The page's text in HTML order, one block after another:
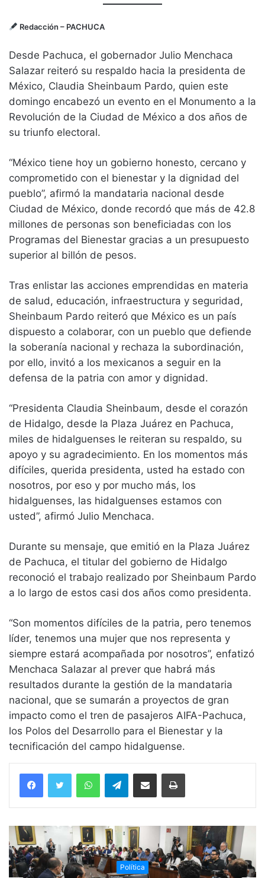
Redacción – PACHUCA
Desde Pachuca, el gobernador Julio Menchaca
Salazar reiteró su respaldo hacia la presidenta de
México, Claudia Sheinbaum Pardo, quien este
domingo encabezó un evento en el Monumento a la
Revolución de la Ciudad de México a dos años de
su triunfo electoral.
“México tiene hoy un gobierno honesto, cercano y
comprometido con el bienestar y la dignidad del
pueblo”, afirmó la mandataria nacional desde
Ciudad de México, donde recordó que más de 42.8
millones de personas son beneficiadas con los
Programas del Bienestar gracias a un presupuesto
superior al billón de pesos.
Tras enlistar las acciones emprendidas en materia
de salud, educación, infraestructura y seguridad,
Sheinbaum Pardo reiteró que México es un país
dispuesto a colaborar, con un pueblo que defiende
la soberanía nacional y rechaza la subordinación,
por ello, invitó a los mexicanos a seguir en la
defensa de la patria con amor y dignidad.
“Presidenta Claudia Sheinbaum, desde el corazón
de Hidalgo, desde la Plaza Juárez en Pachuca,
miles de hidalguenses le reiteran su respaldo, su
apoyo y su agradecimiento. En los momentos más
difíciles, querida presidenta, usted ha estado con
nosotros, por eso y por mucho más, los
hidalguenses, las hidalguenses estamos con
usted”, afirmó Julio Menchaca.
Durante su mensaje, que emitió en la Plaza Juárez
de Pachuca, el titular del gobierno de Hidalgo
reconoció el trabajo realizado por Sheinbaum Pardo
a lo largo de estos casi dos años como presidenta.
“Son momentos difíciles de la patria, pero tenemos
líder, tenemos una mujer que nos representa y
siempre estará acompañada por nosotros”, enfatizó
Menchaca Salazar al prever que habrá más
resultados durante la gestión de la mandataria
nacional, que se sumarán a proyectos de gran
impacto como el tren de pasajeros AIFA-Pachuca,
los Polos del Desarrollo para el Bienestar y la
tecnificación del campo hidalguense.
WhatsAppTelegramCompartir vía email Imprimir
Política